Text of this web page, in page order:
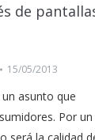
de
15/05/2013
asunto que
Por un